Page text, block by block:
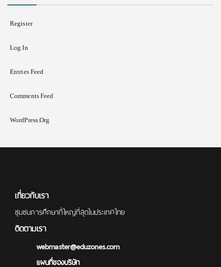
Register
Log In
Entries Feed
Comments Feed
WordPress.org
เกี่ยวกับเรา
ชุมชนการศึกษาที่ใหญ่ที่สุดในประเทศไทย
ติดตามเรา
webmaster@eduzones.com
แผนที่ของบริษัท